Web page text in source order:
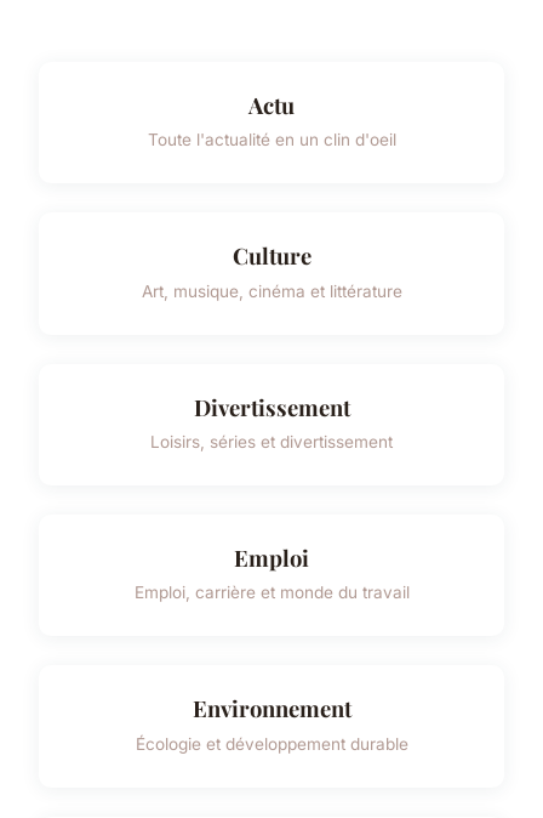
Actu
Toute l'actualité en un clin d'oeil
Culture
Art, musique, cinéma et littérature
Divertissement
Loisirs, séries et divertissement
Emploi
Emploi, carrière et monde du travail
Environnement
Écologie et développement durable